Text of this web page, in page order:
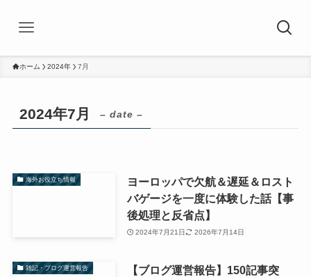
ホーム 2024年 7月
2024年7月 – date –
海外お役立ち情報
ヨーロッパで欠航＆遅延＆ロスト
バゲージを一度に体験した話【事
後処理と反省点】
2024年7月21日 2026年7月14日
雑記・ブログ運営報告
【ブログ運営報告】150記事突